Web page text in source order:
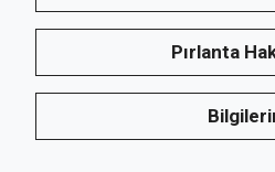
Pırlanta